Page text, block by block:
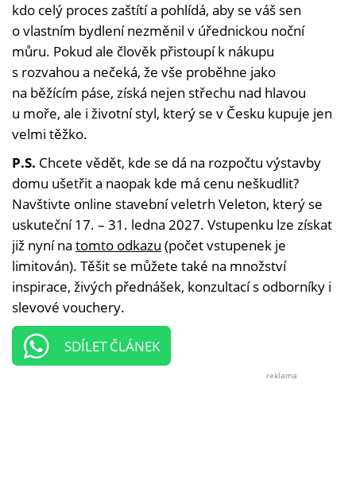
kdo celý proces zaštítí a pohlídá, aby se váš sen
o vlastním bydlení nezměnil v úřednickou noční
můru. Pokud ale člověk přistoupí k nákupu
s rozvahou a nečeká, že vše proběhne jako
na běžícím páse, získá nejen střechu nad hlavou
u moře, ale i životní styl, který se v Česku kupuje jen
velmi těžko.
P.S. Chcete vědět, kde se dá na rozpočtu výstavby
domu ušetřit a naopak kde má cenu neškudlit?
Navštivte online stavební veletrh Veleton, který se
uskuteční 17. – 31. ledna 2027. Vstupenku lze získat
již nyní na tomto odkazu (počet vstupenek je
limitován). Těšit se můžete také na množství
inspirace, živých přednášek, konzultací s odborníky i
slevové vouchery.
SDÍLET ČLÁNEK
reklama